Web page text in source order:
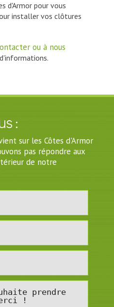
d'Armor pour vous
installer vos clôtures
ou à nous
:
sur les Côtes d'Armor
pas répondre aux
de notre